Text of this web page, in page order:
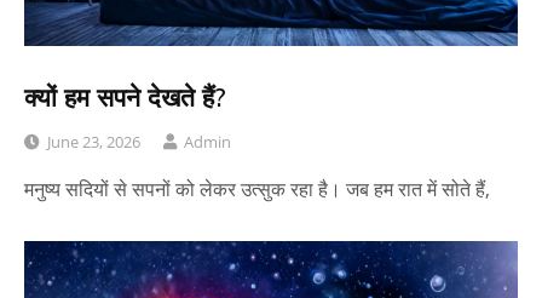
क्यों हम सपने देखते हैं?
June 23, 2026 Admin
मनुष्य सदियों से सपनों को लेकर उत्सुक रहा है। जब हम रात में सोते हैं,